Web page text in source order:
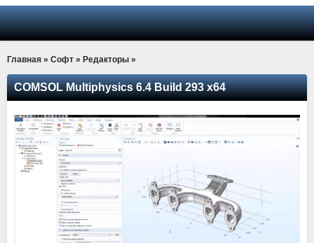
Главная » Софт » Редакторы »
COMSOL Multiphysics 6.4 Build 293 x64